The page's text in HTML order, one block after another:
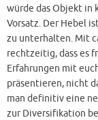
würde das Objekt in
Vorsatz. Der Hebel
zu unterhalten. Mit
rechtzeitig, dass es
Erfahrungen mit
präsentieren, nicht
man definitiv eine
zur Diversifikation